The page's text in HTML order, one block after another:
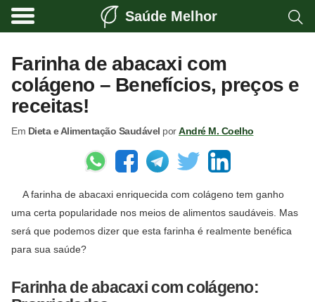
Saúde Melhor
Farinha de abacaxi com
colágeno – Benefícios, preços e
receitas!
Em Dieta e Alimentação Saudável porAndré M. Coelho
A farinha de abacaxi enriquecida com colágeno tem ganho
uma certa popularidade nos meios de alimentos saudáveis. Mas
será que podemos dizer que esta farinha é realmente benéfica
para sua saúde?
Farinha de abacaxi com colágeno:
A
i
v
i
d
e
f
i